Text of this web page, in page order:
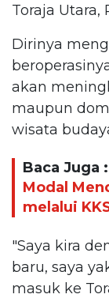
Toraja Utara,
Dirinya
akan
maupun
wisata
Baca Juga :
Modal
melalui
"Saya kira
baru, saya
masuk ke